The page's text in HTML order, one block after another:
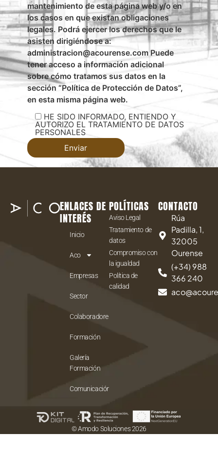
mantenimiento de esta página web y/o en
los casos en que existan obligaciones
legales. Podrá ejercer los derechos que le
asisten dirigiéndose a:
administracion@acourense.com Puede
tener acceso a información adicional
sobre cómo tratamos sus datos en la
sección “Política de Protección de Datos”,
en esta misma página web.
HE SIDO INFORMADO, ENTIENDO Y
AUTORIZO EL TRATAMIENTO DE DATOS
PERSONALES
ENLACES DE
INTERÉS
Inicio
Aco
Empresas
Sector
Colaboradores
Formación
Galería
Formación
Comunicación
POLÍTICAS
Aviso Legal
Tratamiento de
datos
Compromiso con
la igualdad
Política de
calidad
CONTACTO
Rúa
Padilla, 1,
32005
Ourense
(+34) 988
366 240
© Amodo Soluciones 2026